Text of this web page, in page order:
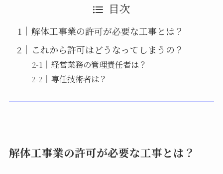
目次
解体工事業の許可が必要な工事とは？
これから許可はどうなってしまうの？
経営業務の管理責任者は？
専任技術者は？
解体工事業の許可が必要な工事とは？